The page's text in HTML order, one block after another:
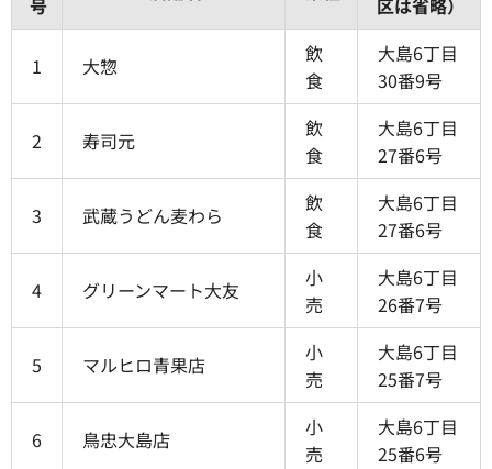
号
区は省略）
1 大惣
飲
食
大島6丁目
30番9号
2 寿司元
飲
食
大島6丁目
27番6号
3 武蔵うどん麦わら
飲
食
大島6丁目
27番6号
4 グリーンマート大友
小
売
大島6丁目
26番7号
5 マルヒロ青果店
小
売
大島6丁目
25番7号
6 鳥忠大島店
小
売
大島6丁目
25番6号